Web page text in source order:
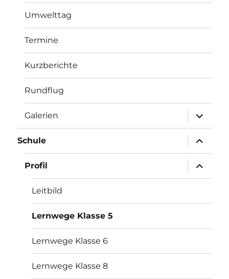
Umwelttag
Termine
Kurzberichte
Rundflug
Galerien
anzeigen
Schule
anzeigen
Profil
anzeigen
Leitbild
Lernwege Klasse 5
Lernwege Klasse 6
Lernwege Klasse 8